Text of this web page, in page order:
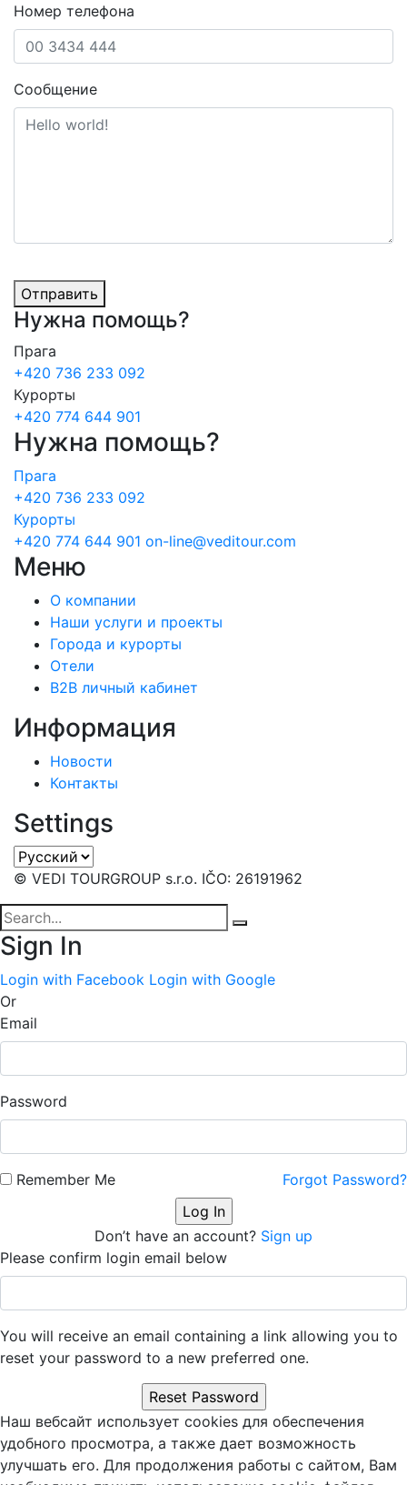
Номер телефона
Сообщение
Отправить
Нужна помощь?
Прага
+420 736 233 092
Курорты
+420 774 644 901
Нужна помощь?
Прага
+420 736 233 092
Курорты
+420 774 644 901 on-line@veditour.com
Меню
О компании
Наши услуги и проекты
Города и курорты
Отели
B2B личный кабинет
Информация
Новости
Контакты
Settings
© VEDI TOURGROUP s.r.o. IČO: 26191962
Sign In
Login with Facebook Login with Google
Or
Email
Password
Remember Me Forgot Password?
Don’t have an account? Sign up
Please confirm login email below
You will receive an email containing a link allowing you to
reset your password to a new preferred one.
Наш вебсайт использует cookies для обеспечения
удобного просмотра, а также дает возможность
улучшать его. Для продолжения работы с сайтом, Вам